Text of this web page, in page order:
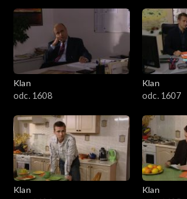
Klan
odc. 1608
Klan
odc. 1607
Klan
Klan